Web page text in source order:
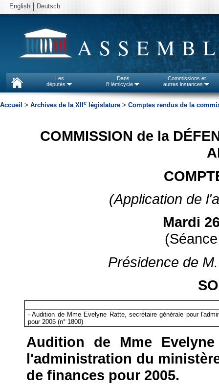
English Deutsch
Les
députés
Dans
l'Hémicycle
Commissions et
autres instances
Accueil > Archives de la XII e législature > Comptes rendus de la
COMMISSION de la
(Application de
Mardi
Présidence de
- Audition de Mme Evelyne Ratte, secrétaire générale pour
pour 2005 (n° 1800)
Audition de Mme
l'administration du
de finances pour 2005.